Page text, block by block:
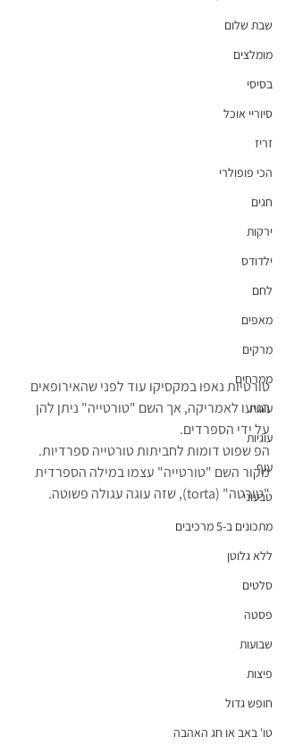
שבת שלום
מומלצים
בסיסי
סיוריי אוכל
זריז
הכי פופולרי
חגים
ירקות
ילדודס
לחם
מאפים
מרקים
ממרחים
עוגות
עוגיות
עוף
טבעוני
מתכונים ב-5 מרכיבים
ללא גלוטן
סלטים
פסטה
שבועות
פיצות
חופש גדול
טו' באב או חג האהבה
טורטיות נאפו במקסיקו עוד לפני שהאירופאים
הגיעו לאמריקה, אך השם "טורטייה" ניתן להן
על ידי הספרדים.
הפ שפוט דומות לחביתות טורטייה ספרדיות.
מקור השם "טורטייה" עצמו במילה הספרדית
"טורטה" (torta), שזה עוגה עגולה פשוטה.